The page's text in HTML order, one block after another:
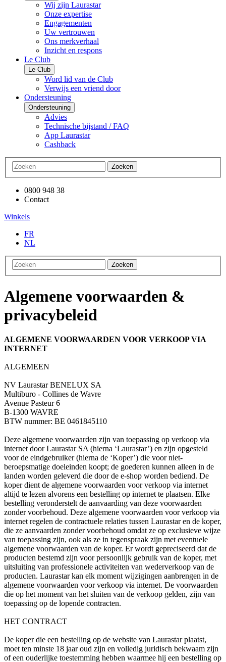
Wij zijn Laurastar
Onze expertise
Engagementen
Uw vertrouwen
Ons merkverhaal
Inzicht en respons
Le Club
Le Club
Word lid van de Club
Verwijs een vriend door
Ondersteuning
Ondersteuning
Advies
Technische bijstand / FAQ
App Laurastar
Cashback
Zoeken
0800 948 38
Contact
Winkels
FR
NL
Zoeken
Algemene voorwaarden &
privacybeleid
ALGEMENE VOORWAARDEN VOOR VERKOOP VIA
INTERNET
ALGEMEEN
NV Laurastar BENELUX SA
Multiburo - Collines de Wavre
Avenue Pasteur 6
B-1300 WAVRE
BTW nummer: BE 0461845110
Deze algemene voorwaarden zijn van toepassing op verkoop via
internet door Laurastar SA (hierna ‘Laurastar’) en zijn opgesteld
voor de eindgebruiker (hierna de ‘Koper’) die voor niet-
beroepsmatige doeleinden koopt; de goederen kunnen alleen in de
landen worden geleverd die door de e-shop worden bediend. De
koper dient de algemene voorwaarden voor verkoop via internet
altijd te lezen alvorens een bestelling op internet te plaatsen. Elke
bestelling veronderstelt de aanvaarding van deze voorwaarden
zonder voorbehoud. Deze algemene voorwaarden voor verkoop via
internet regelen de contractuele relaties tussen Laurastar en de koper,
die ze aanvaarden zonder voorbehoud omdat ze op exclusieve wijze
van toepassing zijn, ook als ze in tegenspraak zijn met eventuele
algemene voorwaarden van de koper. Er wordt gepreciseerd dat de
producten bestemd zijn voor persoonlijk gebruik van de koper, met
uitsluiting van professionele activiteiten van wederverkoop van de
producten. Laurastar kan elk moment wijzigingen aanbrengen in de
algemene voorwaarden voor verkoop via internet. De voorwaarden
die op het moment van het sluiten van de verkoop gelden, zijn van
toepassing op de lopende contracten.
HET CONTRACT
De koper die een bestelling op de website van Laurastar plaatst,
moet ten minste 18 jaar oud zijn en volledig juridisch bekwaam zijn
of een ouderlijke toestemming hebben waarmee hij een bestelling op